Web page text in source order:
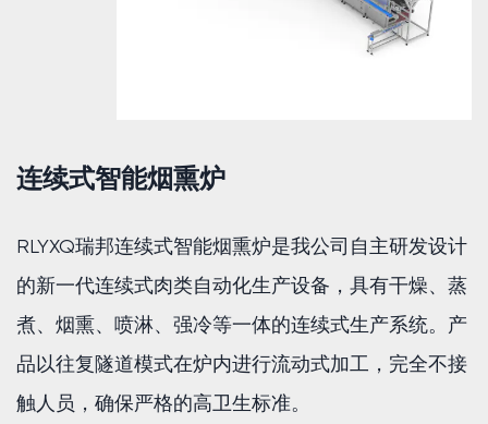
连续式智能烟熏炉
RLYXQ瑞邦连续式智能烟熏炉是我公司自主研发设计
的新一代连续式肉类自动化生产设备，具有干燥、蒸
煮、烟熏、喷淋、强冷等一体的连续式生产系统。产
品以往复隧道模式在炉内进行流动式加工，完全不接
触人员，确保严格的高卫生标准。